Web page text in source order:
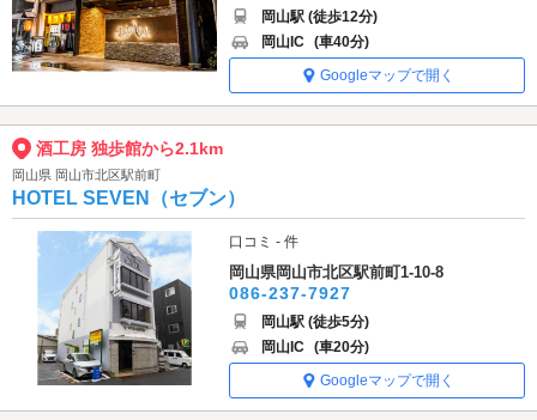
岡山駅 (徒歩12分)
岡山IC (車40分)
Googleマップで開く
酒工房 独歩館から2.1km
岡山県 岡山市北区駅前町
HOTEL SEVEN（セブン）
口コミ - 件
岡山県岡山市北区駅前町1-10-8
086-237-7927
岡山駅 (徒歩5分)
岡山IC (車20分)
Googleマップで開く